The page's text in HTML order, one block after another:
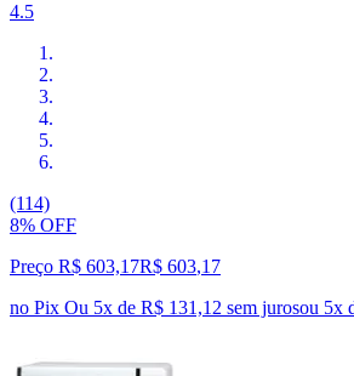
4.5
(114)
8% OFF
Preço R$ 603,17R$ 603,17
no Pix Ou 5x de R$ 131,12 sem jurosou 5x